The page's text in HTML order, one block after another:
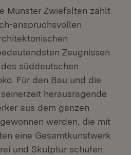
Münster Zwiefalten zählt
anspruchsvollen
Zeugnissen
süddeutschen
Für den Bau und die
herausragende
aus dem ganzen
werden, die mit
eine Gesamtkunstwerk
und Skulptur schufen.